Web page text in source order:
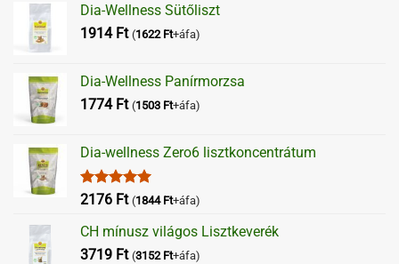
Dia-Wellness Sütőliszt
1914 Ft (1622 Ft+áfa)
Dia-Wellness Panírmorzsa
1774 Ft (1503 Ft+áfa)
Dia-wellness Zero6 lisztkoncentrátum
Értékelés:
2176 Ft (1844 Ft+áfa)
CH mínusz világos Lisztkeverék
3719 Ft (3152 Ft+áfa)